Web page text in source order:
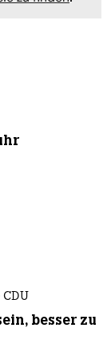
besser zu